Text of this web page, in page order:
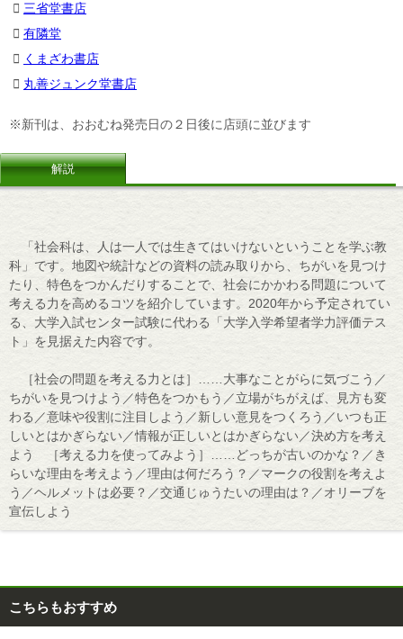
三省堂書店
有隣堂
くまざわ書店
丸善ジュンク堂書店
※新刊は、おおむね発売日の２日後に店頭に並びます
解説
「社会科は、人は一人では生きてはいけないということを学ぶ教
科」です。地図や統計などの資料の読み取りから、ちがいを見つけ
たり、特色をつかんだりすることで、社会にかかわる問題について
考える力を高めるコツを紹介しています。2020年から予定されてい
る、大学入試センター試験に代わる「大学入学希望者学力評価テス
ト」を見据えた内容です。
［社会の問題を考える力とは］……大事なことがらに気づこう／
ちがいを見つけよう／特色をつかもう／立場がちがえば、見方も変
わる／意味や役割に注目しよう／新しい意見をつくろう／いつも正
しいとはかぎらない／情報が正しいとはかぎらない／決め方を考え
よう ［考える力を使ってみよう］……どっちが古いのかな？／き
らいな理由を考えよう／理由は何だろう？／マークの役割を考えよ
う／ヘルメットは必要？／交通じゅうたいの理由は？／オリーブを
宣伝しよう
こちらもおすすめ